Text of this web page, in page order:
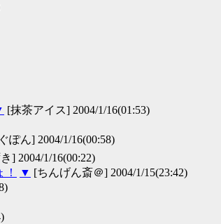
[抹茶アイス] 2004/1/16(01:53)
ぽん] 2004/1/16(00:58)
] 2004/1/16(00:22)
▼ [ちんげん斎＠] 2004/1/15(23:42)